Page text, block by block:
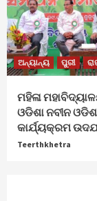
ଅନ୍ୟାନ୍ୟ ପୁରୀ
ମହିଳା
ଓଡିଶା ନବୀନ
କାର୍ଯ୍ୟକ୍ରମ
Teerthkhetra